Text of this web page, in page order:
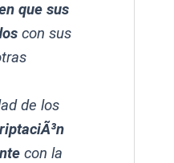
que sus
con sus
de los
con la